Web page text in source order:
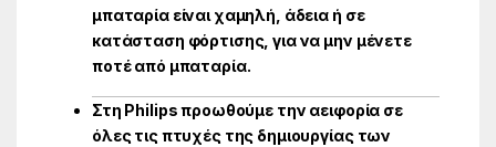
μπαταρία είναι χαμηλή, άδεια ή σε
κατάσταση φόρτισης, για να μην μένετε
ποτέ από μπαταρία.
Στη Philips προωθούμε την αειφορία σε
όλες τις πτυχές της δημιουργίας των